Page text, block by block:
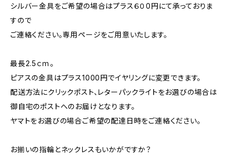
シルバー金具をご希望の場合はプラス６０0円にて承っておりま
すので
ご連絡ください。専用ページをご用意いたします。
最長2.5ｃｍ。
ピアスの金具はプラス1000円でイヤリングに変更できます。
配送方法にクリックポスト、レターパックライトをお選びの場合は
御自宅のポストへのお届けとなります。
ヤマトをお選びの場合ご希望の配達日時をご連絡ください。
お揃いの指輪とネックレスもいかがですか？